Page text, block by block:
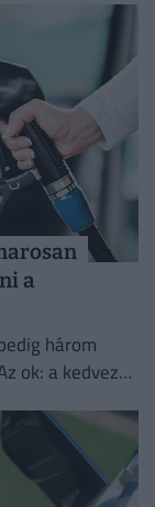
a
három
ok: a kedvező